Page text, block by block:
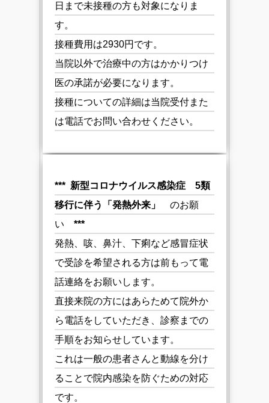
日まで未接種の方も対象になりま
す。
接種費用は2930円です。
当院以外で治療中の方はかかりつけ
医の承諾が必要になります。
接種についての詳細は当院受付また
は電話でお問い合わせください。
*** 新型コロナウイルス感染症 5類
移行に伴う「発熱外来」 のお願
い ***
発熱、咳、鼻汁、下痢など感冒症状
で受診を希望される方は前もって電
話連絡をお願いします。
直接来院の方にはあらためて院外か
ら電話をしていただき、診察までの
手順をお知らせしています。
これは一般の患者さんと動線を分け
ることで院内感染を防ぐための対応
です。